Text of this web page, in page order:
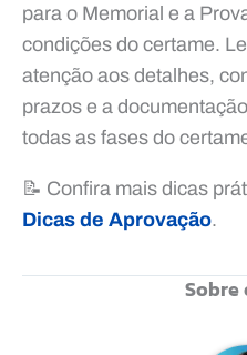
para o Memorial e a
condições do certame.
atenção aos detalhes,
prazos e a
todas as fases do
📝 Confira mais dicas
Dicas de Aprovação.
Sobre